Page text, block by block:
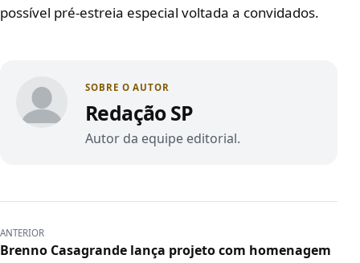
possível pré-estreia especial voltada a convidados.
SOBRE O AUTOR
Redação SP
Autor da equipe editorial.
ANTERIOR
Brenno Casagrande lança projeto com homenagem